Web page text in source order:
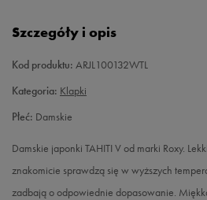
Szczegóły i opis
Kod produktu: ARJL100132WTL
Kategoria: Klapki
Płeć: Damskie
Damskie japonki TAHITI V od marki Roxy.
znakomicie sprawdzą się w wyższych
zadbają o odpowiednie dopasowanie.